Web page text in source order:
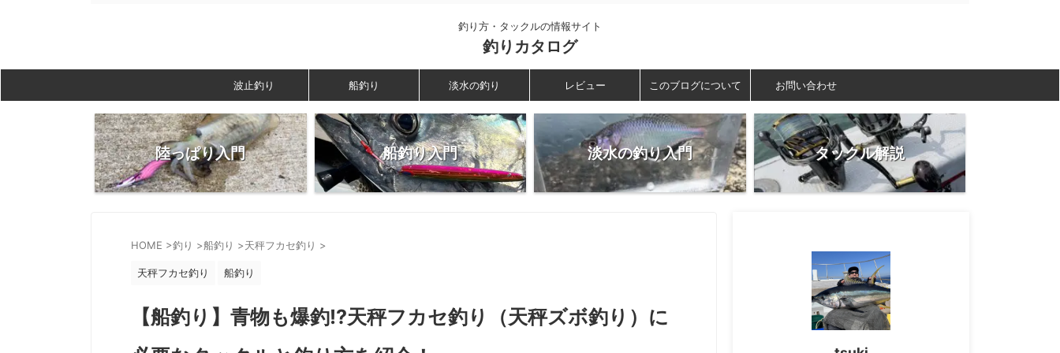
釣り方・タックルの情報サイト
釣りカタログ
波止釣り 船釣り 淡水の釣り レビュー このブログについて お問い合わせ
陸っぱり入門 船釣り入門 淡水の釣り入門 タックル解説
HOME >釣り >船釣り >天秤フカセ釣り >
天秤フカセ釣り 船釣り
【船釣り】青物も爆釣!?天秤フカセ釣り（天秤ズボ釣り）に